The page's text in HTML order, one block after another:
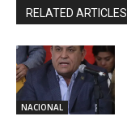
RELATED ARTICLES
NACIONAL